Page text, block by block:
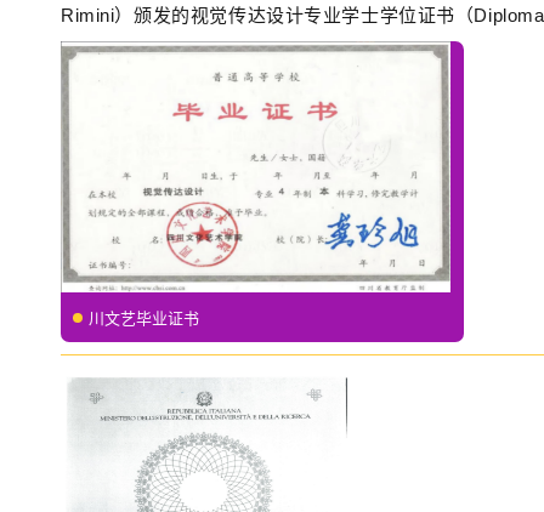
Rimini）颁发的视觉传达设计专业学士学位证书（
川文艺毕业证书